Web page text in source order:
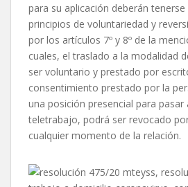
para su aplicación deberán
principios de voluntariedad y
por los artículos 7º y 8º de la
cuales, el traslado a la modalidad
ser voluntario y prestado por
consentimiento prestado por la
una posición presencial para pasar
teletrabajo, podrá ser revocado
cualquier momento de la relación.